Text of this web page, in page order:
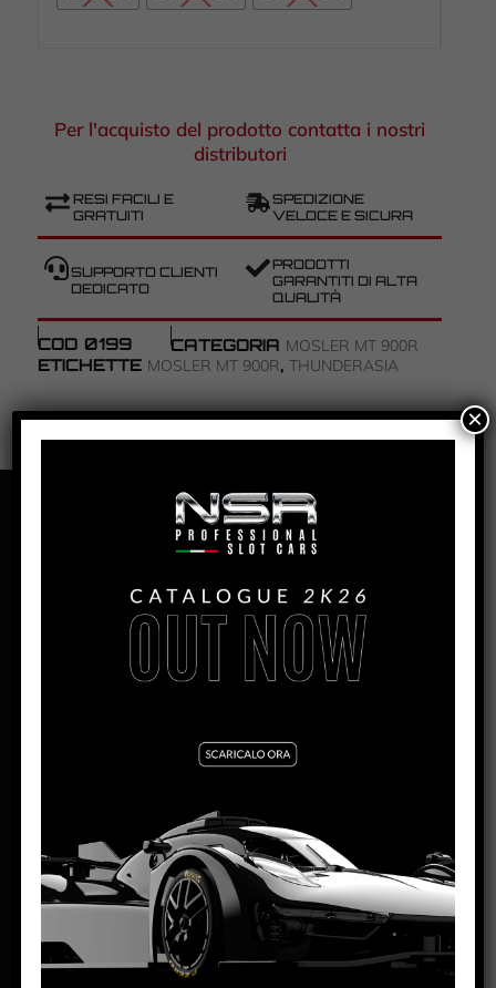
Per l'acquisto del prodotto contatta i nostri
distributori
RESI FACILI E
GRATUITI
SPEDIZIONE
VELOCE E SICURA
SUPPORTO CLIENTI
DEDICATO
PRODOTTI
GARANTITI DI ALTA
QUALITÀ
COD 0199 CATEGORIA MOSLER MT 900R
ETICHETTE MOSLER MT 900R, THUNDERASIA
PANORAMICA
THUNDERASIA 2009 #69
Novembre
MOTORE AW:King Evo3 21.400 rpm
DISTANZA ASSE POSTERIORE/GUIDA:
PESO CORPO: 16g
SCHEDA TECNICA
×